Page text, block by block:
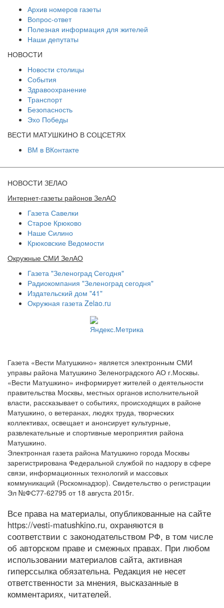
Архив номеров газеты
Вопрос-ответ
Полезная информация для жителей
Наши депутаты
НОВОСТИ
Новости столицы
События
Здравоохранение
Транспорт
Безопасность
Эхо Победы
ВЕСТИ МАТУШКИНО В СОЦСЕТЯХ
ВМ в ВКонтакте
НОВОСТИ ЗЕЛАО
Интернет-газеты районов ЗелАО
Газета Савелки
Старое Крюково
Наше Силино
Крюковские Ведомости
Окружные СМИ ЗелАО
Газета "Зеленоград Сегодня"
Радиокомпания "Зеленоград сегодня"
Издательский дом "41"
Окружная газета Zelao.ru
Газета «Вести Матушкино» является электронным СМИ
управы района Матушкино Зеленоградского АО г.Москвы.
«Вести Матушкино» информирует жителей о деятельности
правительства Москвы, местных органов исполнительной
власти, рассказывает о событиях, происходящих в районе
Матушкино, о ветеранах, людях труда, творческих
коллективах, освещает и анонсирует культурные,
развлекательные и спортивные мероприятия района
Матушкино.
Электронная газета района Матушкино города Москвы
зарегистрирована Федеральной службой по надзору в сфере
связи, информационных технологий и массовых
коммуникаций (Роскомнадзор). Свидетельство о регистрации
Эл №ФС77-62795 от 18 августа 2015г.
Все права на материалы, опубликованные на сайте
https://vesti-matushkino.ru, охраняются в
соответствии с законодательством РФ, в том числе
об авторском праве и смежных правах. При любом
использовании материалов сайта, активная
гиперссылка обязательна. Редакция не несет
ответственности за мнения, высказанные в
комментариях, читателей.